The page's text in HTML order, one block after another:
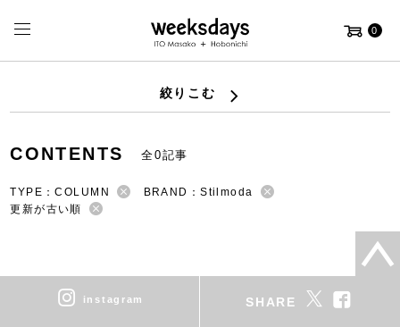
0
絞りこむ
CONTENTS 全0記事
TYPE：COLUMN
BRAND：Stilmoda
更新が古い順
instagram SHARE